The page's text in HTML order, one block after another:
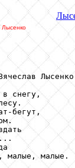
Лысенко
Лысенко
снегу,
бегут,
малые, малые.